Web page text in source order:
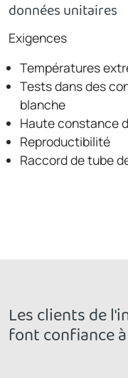
données unitaires
Exigences
Températures
Tests dans des
blanche
Haute constance
Reproductibilité
Raccord de tube
Les clients de
font confiance